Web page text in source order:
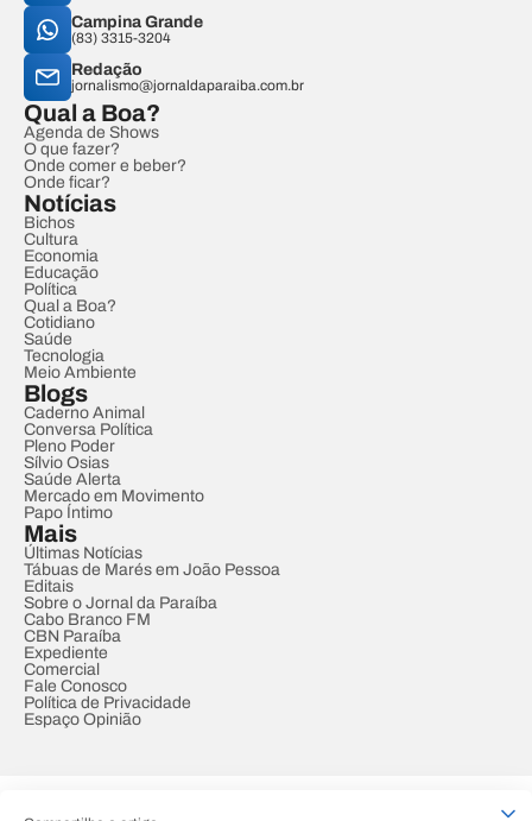
Campina Grande
(83) 3315-3204
Redação
jornalismo@jornaldaparaiba.com.br
Qual a Boa?
Agenda de Shows
O que fazer?
Onde comer e beber?
Onde ficar?
Notícias
Bichos
Cultura
Economia
Educação
Política
Qual a Boa?
Cotidiano
Saúde
Tecnologia
Meio Ambiente
Blogs
Caderno Animal
Conversa Política
Pleno Poder
Sílvio Osias
Saúde Alerta
Mercado em Movimento
Papo Íntimo
Mais
Últimas Notícias
Tábuas de Marés em João Pessoa
Editais
Sobre o Jornal da Paraíba
Cabo Branco FM
CBN Paraíba
Expediente
Comercial
Fale Conosco
Política de Privacidade
Espaço Opinião